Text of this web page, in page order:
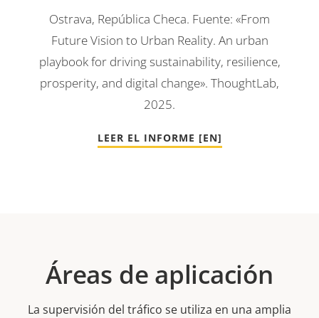
Ostrava, República Checa. Fuente: «From
Future Vision to Urban Reality. An urban
playbook for driving sustainability, resilience,
prosperity, and digital change». ThoughtLab,
2025.
LEER EL INFORME [EN]
Áreas de aplicación
La supervisión del tráfico se utiliza en una amplia